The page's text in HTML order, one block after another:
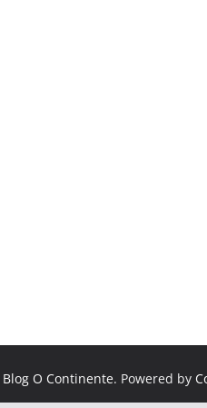
Blog O Continente. Powered by